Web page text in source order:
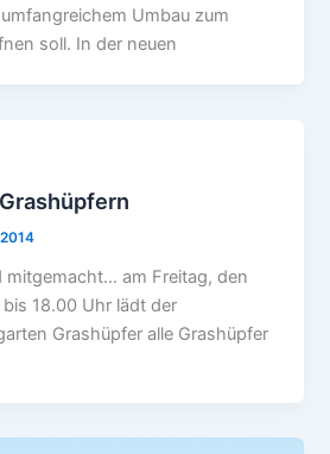
Umbau zum
soll. In der neuen
mitgemacht… am Freitag, den
18.00 Uhr lädt der
Grashüpfer alle Grashüpfer